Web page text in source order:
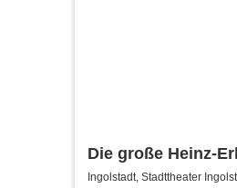
Die große Heinz-
Show - Das
Ingolstadt, Stadttheater